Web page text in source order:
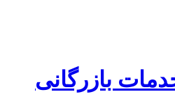
بازرگانی